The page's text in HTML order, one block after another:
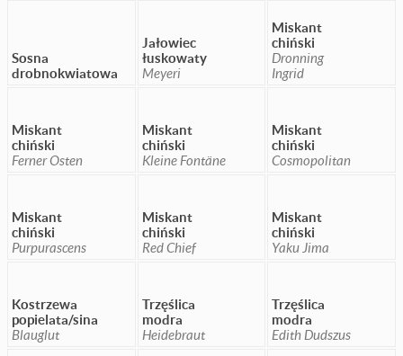
Sosna
drobnokwiatowa
Jałowiec
łuskowaty
Meyeri
Miskant
chiński
Dronning
Ingrid
Miskant
chiński
Ferner Osten
Miskant
chiński
Kleine Fontäne
Miskant
chiński
Cosmopolitan
Miskant
chiński
Purpurascens
Miskant
chiński
Red Chief
Miskant
chiński
Yaku Jima
Kostrzewa
popielata/sina
Blauglut
Trzęślica
modra
Heidebraut
Trzęślica
modra
Edith Dudszus